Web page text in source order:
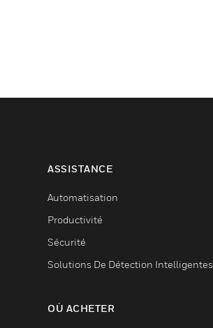
ASSISTANCE
Automatisation
Productivité
Sécurité
Solutions De Détection Intelligentes
OÙ ACHETER